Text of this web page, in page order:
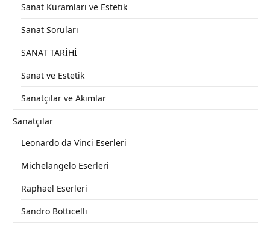
Sanat Kuramları ve Estetik
Sanat Soruları
SANAT TARİHİ
Sanat ve Estetik
Sanatçılar ve Akımlar
Sanatçılar
Leonardo da Vinci Eserleri
Michelangelo Eserleri
Raphael Eserleri
Sandro Botticelli